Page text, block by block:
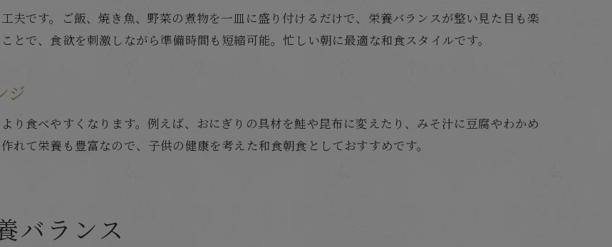
夫です。ご飯、焼き魚、野菜の煮物を一皿に盛り付けるだけで、栄養バランスが整い見た目も楽
とで、食欲を刺激しながら準備時間も短縮可能。忙しい朝に最適な和食スタイルです。
ジ
り食べやすくなります。例えば、おにぎりの具材を鮭や昆布に変えたり、みそ汁に豆腐やわかめ
れて栄養も豊富なので、子供の健康を考えた和食朝食としておすすめです。
バランス